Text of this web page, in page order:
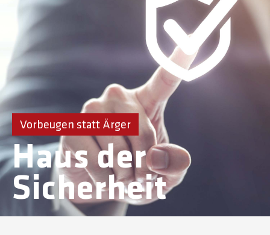
Vorbeugen statt Ärger
Haus der
Sicherheit